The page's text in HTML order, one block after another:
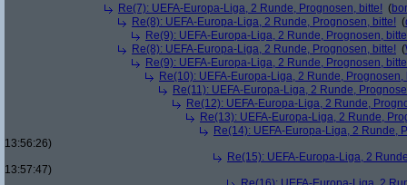
Re(7): UEFA-Europa-Liga, 2 Runde, Prognosen, bitte! (
Re(8): UEFA-Europa-Liga, 2 Runde, Prognosen, bitte! (
Re(9): UEFA-Europa-Liga, 2 Runde, Prognosen,
Re(8): UEFA-Europa-Liga, 2 Runde, Prognosen, bitte! (
Re(9): UEFA-Europa-Liga, 2 Runde, Prognosen,
Re(10): UEFA-Europa-Liga, 2 Runde, Prognosen,
Re(11): UEFA-Europa-Liga, 2 Runde,
Re(12): UEFA-Europa-Liga, 2 Runde,
Re(13): UEFA-Europa-Liga, 2 Runde,
Re(14): UEFA-Europa-Liga, 2 Runde,
13:56:26)
Re(15): UEFA-Europa-Liga, 2
13:57:47)